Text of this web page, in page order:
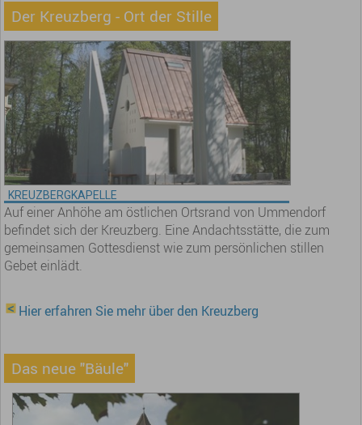
Der Kreuzberg - Ort der Stille
KREUZBERGKAPELLE
Auf einer Anhöhe am östlichen Ortsrand von Ummendorf
befindet sich der Kreuzberg. Eine Andachtsstätte, die zum
gemeinsamen Gottesdienst wie zum persönlichen stillen
Gebet einlädt.
Hier erfahren Sie mehr über den Kreuzberg
Das neue "Bäule"